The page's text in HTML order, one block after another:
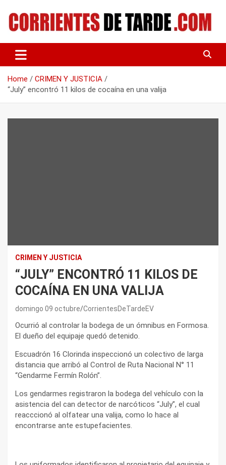
content
CORRIENTES DE TARDE
Home
CRIMEN Y JUSTICIA
“July” encontró 11 kilos de cocaína en una valija
CRIMEN Y JUSTICIA
“JULY” ENCONTRÓ 11 KILOS DE
COCAÍNA EN UNA VALIJA
domingo 09 octubre CorrientesDeTardeEV
Ocurrió al controlar la bodega de un ómnibus en Formosa.
El dueño del equipaje quedó detenido.
Escuadrón 16 Clorinda inspeccionó un colectivo de larga
distancia que arribó al Control de Ruta Nacional N° 11
“Gendarme Fermín Rolón”.
Los gendarmes registraron la bodega del vehículo con la
asistencia del can detector de narcóticos “July”, el cual
reacccionó al olfatear una valija, como lo hace al
encontrarse ante estupefacientes.